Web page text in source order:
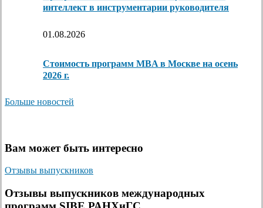
интеллект в инструментарии руководителя
01.08.2026
Стоимость программ MBA в Москве на осень
2026 г.
Больше новостей
Вам может быть интересно
Отзывы выпускников
Отзывы выпускников международных